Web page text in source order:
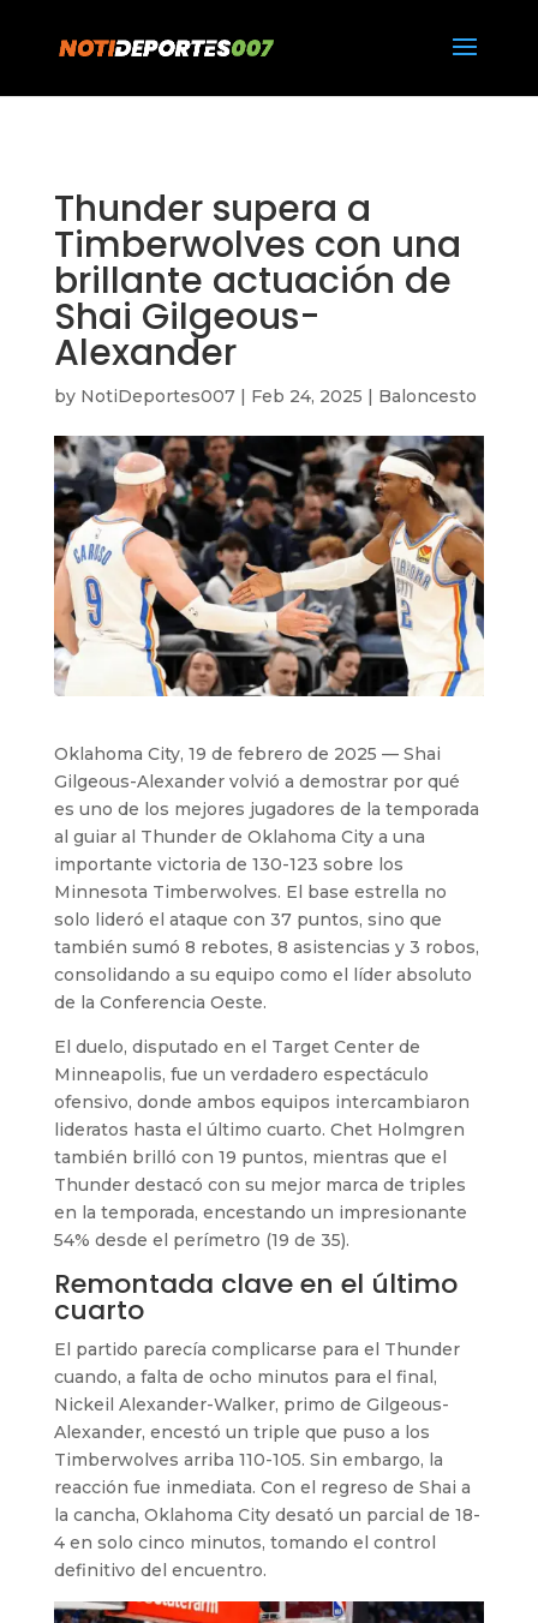
Thunder supera a
Timberwolves con una
brillante actuación de
Shai Gilgeous-
Alexander
by NotiDeportes007| Feb 24, 2025 | Baloncesto
Oklahoma City, 19 de febrero de 2025 — Shai
Gilgeous-Alexander volvió a demostrar por qué
es uno de los mejores jugadores de la temporada
al guiar al Thunder de Oklahoma City a una
importante victoria de 130-123 sobre los
Minnesota Timberwolves. El base estrella no
solo lideró el ataque con 37 puntos, sino que
también sumó 8 rebotes, 8 asistencias y 3 robos,
consolidando a su equipo como el líder absoluto
de la Conferencia Oeste.
El duelo, disputado en el Target Center de
Minneapolis, fue un verdadero espectáculo
ofensivo, donde ambos equipos intercambiaron
lideratos hasta el último cuarto. Chet Holmgren
también brilló con 19 puntos, mientras que el
Thunder destacó con su mejor marca de triples
en la temporada, encestando un impresionante
54% desde el perímetro (19 de 35).
Remontada clave en el último
cuarto
El partido parecía complicarse para el Thunder
cuando, a falta de ocho minutos para el final,
Nickeil Alexander-Walker, primo de Gilgeous-
Alexander, encestó un triple que puso a los
Timberwolves arriba 110-105. Sin embargo, la
reacción fue inmediata. Con el regreso de Shai a
la cancha, Oklahoma City desató un parcial de 18-
4 en solo cinco minutos, tomando el control
definitivo del encuentro.